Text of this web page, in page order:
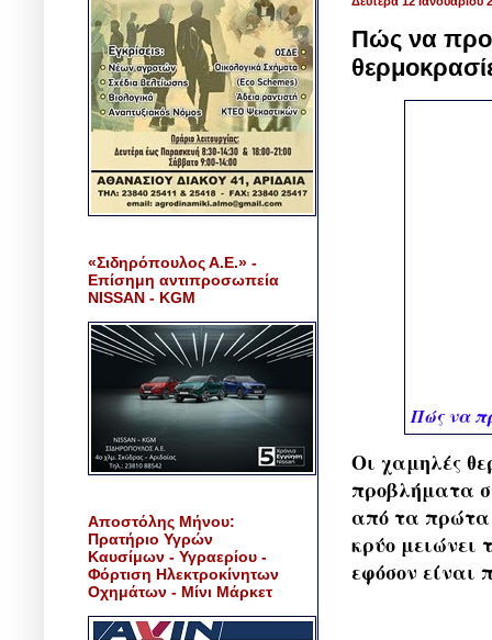
Πώς να
Πώς να
Οι χαμηλές
προβλήματα
από τα πρώτα
κρύο μειώνει
εφόσον είναι
«Σιδηρόπουλος Α.Ε.» -
Επίσημη αντιπροσωπεία
NISSAN - KGM
Αποστόλης Μήνου:
Πρατήριο Υγρών
Καυσίμων - Υγραερίου -
Φόρτιση Ηλεκτροκίνητων
Οχημάτων - Μίνι Μάρκετ